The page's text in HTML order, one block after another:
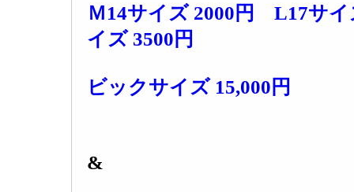
Ｍ14サイズ 2000円 L17サ
イズ 3500円
ビックサイズ 15,000円
&